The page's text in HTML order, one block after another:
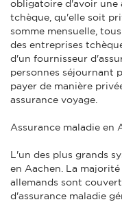
obligatoire d'avoir une
tchèque, qu'elle soit
somme mensuelle,
des entreprises
d'un fournisseur
personnes séjournant
payer de manière
assurance voyage.
Assurance maladie en
L'un des plus grands
en Aachen. La
allemands sont
d'assurance maladie